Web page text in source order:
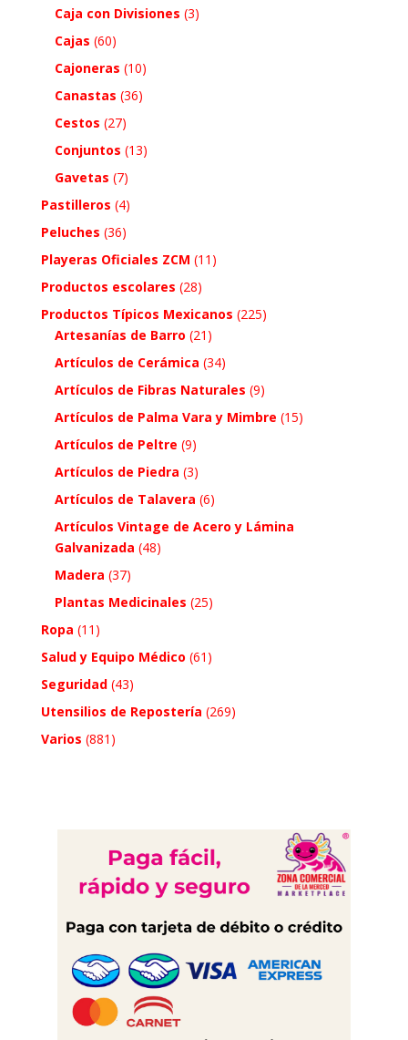
Caja con Divisiones (3)
Cajas (60)
Cajoneras (10)
Canastas (36)
Cestos (27)
Conjuntos (13)
Gavetas (7)
Pastilleros (4)
Peluches (36)
Playeras Oficiales ZCM (11)
Productos escolares (28)
Productos Típicos Mexicanos (225)
Artesanías de Barro (21)
Artículos de Cerámica (34)
Artículos de Fibras Naturales (9)
Artículos de Palma Vara y Mimbre (15)
Artículos de Peltre (9)
Artículos de Piedra (3)
Artículos de Talavera (6)
Artículos Vintage de Acero y Lámina
Galvanizada (48)
Madera (37)
Plantas Medicinales (25)
Ropa (11)
Salud y Equipo Médico (61)
Seguridad (43)
Utensilios de Repostería (269)
Varios (881)